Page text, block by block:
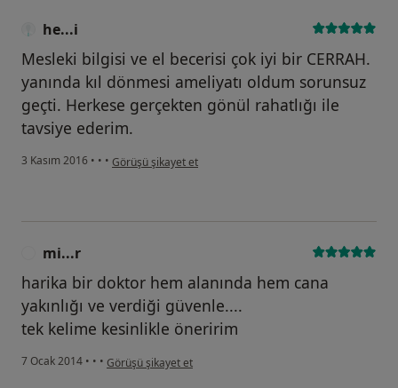
he...i
Mesleki bilgisi ve el becerisi çok iyi bir CERRAH.
yanında kıl dönmesi ameliyatı oldum sorunsuz
geçti. Herkese gerçekten gönül rahatlığı ile
tavsiye ederim.
3 Kasım 2016 • • • kullanıcının görüşüne göre he...i
Görüşü şikayet et
mi...r
harika bir doktor hem alanında hem cana
yakınlığı ve verdiği güvenle....
tek kelime kesinlikle öneririm
7 Ocak 2014 • • • kullanıcının görüşüne göre mi...r
Görüşü şikayet et